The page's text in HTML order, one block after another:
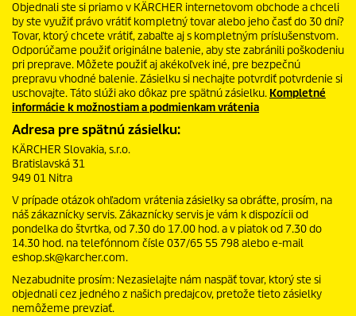
Objednali ste si priamo v KÄRCHER internetovom obchode a chceli
by ste využiť právo vrátiť kompletný tovar alebo jeho časť do 30 dní?
Tovar, ktorý chcete vrátiť, zabaľte aj s kompletným príslušenstvom.
Odporúčame použiť originálne balenie, aby ste zabránili poškodeniu
pri preprave. Môžete použiť aj akékoľvek iné, pre bezpečnú
prepravu vhodné balenie. Zásielku si nechajte potvrdiť potvrdenie si
uschovajte. Táto slúži ako dôkaz pre spätnú zásielku. Kompletné
informácie k možnostiam a podmienkam vrátenia
Adresa pre spätnú zásielku:
KÄRCHER Slovakia, s.r.o.
Bratislavská 31
949 01 Nitra
V prípade otázok ohľadom vrátenia zásielky sa obráťte, prosím, na
náš zákaznícky servis. Zákaznícky servis je vám k dispozícii od
pondelka do štvrtka, od 7.30 do 17.00 hod. a v piatok od 7.30 do
14.30 hod. na telefónnom čísle 037/65 55 798 alebo e-mail
eshop.sk@karcher.com.
Nezabudnite prosím: Nezasielajte nám naspäť tovar, ktorý ste si
objednali cez jedného z našich predajcov, pretože tieto zásielky
nemôžeme prevziať.